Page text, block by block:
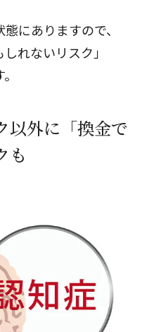
にありますので、
れないリスク」
以外に「換金で
も